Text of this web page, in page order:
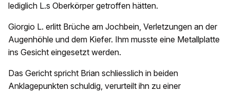
lediglich L.s Oberkörper getroffen hätten.
Giorgio L. erlitt Brüche am Jochbein, Verletzungen an der
Augenhöhle und dem Kiefer. Ihm musste eine Metallplatte
ins Gesicht eingesetzt werden.
Das Gericht spricht Brian schliesslich in beiden
Anklagepunkten schuldig, verurteilt ihn zu einer